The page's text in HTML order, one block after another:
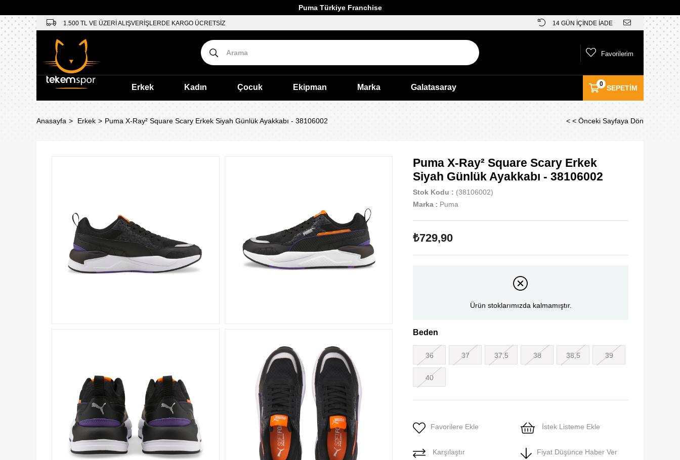
Puma Türkiye Franchise
1.500 TL VE ÜZERİ ALIŞVERİŞLERDE KARGO ÜCRETSİZ 14 GÜN İÇİNDE İADE
SEPETIM
0
Favorilerim
Erkek Kadın Çocuk Ekipman Marka Galatasaray
Anasayfa Erkek Puma X-Ray² Square Scary Erkek Siyah Günlük Ayakkabı - 38106002 < < Önceki Sayfaya Dön
Puma X-Ray² Square Scary Erkek
Siyah Günlük Ayakkabı - 38106002
Stok Kodu
(38106002)
Marka : Puma
₺729,90
Ürün stoklarımızda kalmamıştır.
Beden
36 37 37,5 38 38,5 39
40
Favorilere Ekle İstek Listeme Ekle
Karşılaştır Fiyat Düşünce Haber Ver